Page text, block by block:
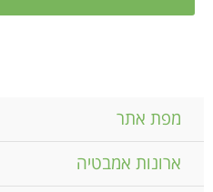
מפת אתר
ארונות אמבטיה